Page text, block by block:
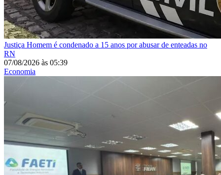
Justiça Homem é condenado a 15 anos por abusar de enteadas no
RN
07/08/2026 às 05:39
Economia